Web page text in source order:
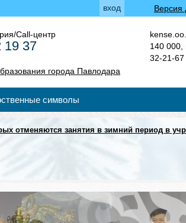
Версия
вход
140 000,
32-21-67
Call-центр
19 37
города Павлодара
символы
отменяются занятия в зимний период в